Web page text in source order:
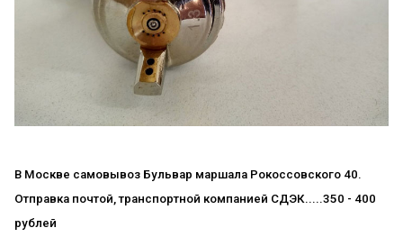
В Москве самовывоз Бульвар маршала Рокоссовского 40.
Отправка почтой, транспортной компанией СДЭК.....350 - 400
рублей